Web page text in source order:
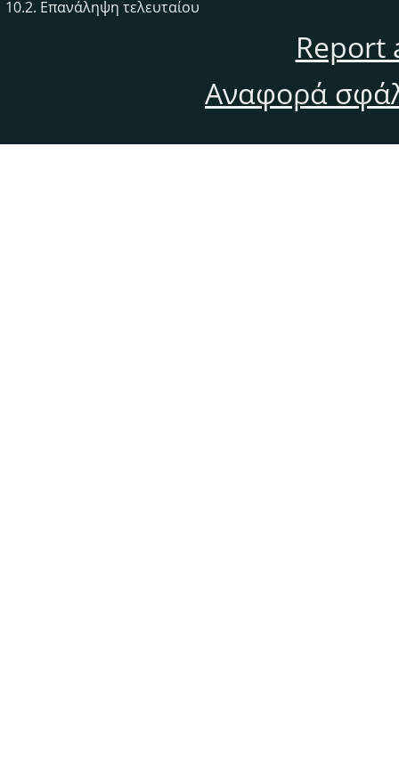
10.2. Επανάληψη τελευταίου
Report
Αναφορά